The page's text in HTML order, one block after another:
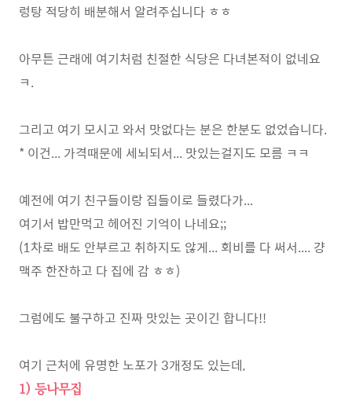
렁탕 적당히 배분해서 알려주십니다 ㅎㅎ
아무튼 근래에 여기처럼 친절한 식당은 다녀본적이 없네요
ㅋ.
그리고 여기 모시고 와서 맛없다는 분은 한분도 없었습니다.
* 이건... 가격때문에 세뇌되서... 맛있는걸지도 모름 ㅋㅋ
예전에 여기 친구들이랑 집들이로 들렸다가...
여기서 밥만먹고 헤어진 기억이 나네요;;
(1차로 배도 안부르고 취하지도 않게... 회비를 다 써서.... 걍
맥주 한잔하고 다 집에 감 ㅎㅎ)
그럼에도 불구하고 진짜 맛있는 곳이긴 합니다!!
여기 근처에 유명한 노포가 3개정도 있는데,
1) 등나무집